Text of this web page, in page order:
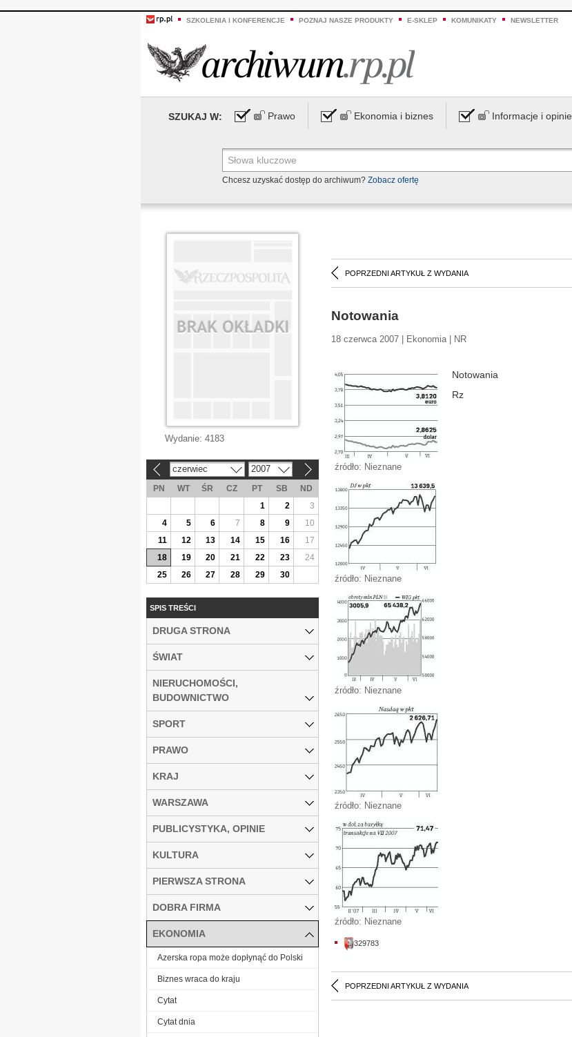
SZKOLENIA I KONFERENCJE POZNAJ NASZE PRODUKTY E-SKLEP KOMUNIKATY NEWSLETTER
SZUKAJ W: Prawo Ekonomia i biznes Informacje i opinie
Chcesz uzyskać dostęp do archiwum? Zobacz ofertę
POPRZEDNI ARTYKUŁ Z WYDANIA
Notowania
18 czerwca 2007 | Ekonomia | NR
źródło: Nieznane
źródło: Nieznane
źródło: Nieznane
źródło: Nieznane
źródło: Nieznane
329783
Notowania
Rz
POPRZEDNI ARTYKUŁ Z WYDANIA
Wydanie: 4183
czerwiec 2007
PN WT ŚR CZ PT SB
ND
1
2
3
4
5 6 7 8 9
10
11
12 13 14 15 16
17
18
19 20 21 22 23
24
25
26 27 28 29 30
SPIS TREŚCI
DRUGA STRONA
ŚWIAT
NIERUCHOMOŚCI,
BUDOWNICTWO
SPORT
PRAWO
KRAJ
WARSZAWA
PUBLICYSTYKA, OPINIE
KULTURA
PIERWSZA STRONA
DOBRA FIRMA
EKONOMIA
Azerska ropa może dopłynąć do Polski
Biznes wraca do kraju
Cytat
Cytat dnia